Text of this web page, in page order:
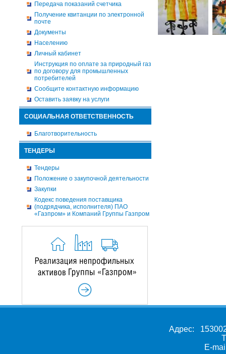
Передача показаний счетчика
Получение квитанции по электронной
почте
Документы
Населению
Личный кабинет
Инструкция по оплате за природный газ
по договору для промышленных
потребителей
Сообщите контактную информацию
Оставить заявку на услуги
СОЦИАЛЬНАЯ ОТВЕТСТВЕННОСТЬ
Благотворительность
ТЕНДЕРЫ
Тендеры
Положение о закупочной деятельности
Закупки
Кодекс поведения поставщика
(подрядчика, исполнителя) ПАО
«Газпром» и Компаний Группы Газпром
Адрес:
E-